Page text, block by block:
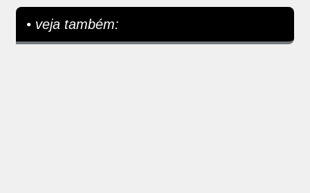
• veja também: